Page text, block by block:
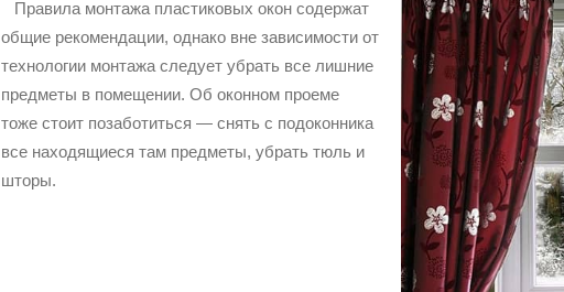
Правила монтажа пластиковых окон содержат
общие рекомендации, однако вне зависимости от
технологии монтажа следует убрать все лишние
предметы в помещении. Об оконном проеме
тоже стоит позаботиться — снять с подоконника
все находящиеся там предметы, убрать тюль и
шторы.